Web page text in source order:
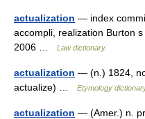
actualization — index
accompli, realization Burton
2006 …
Law dictionary
actualization — (n.) 1824,
actualize) …
Etymology
actualization — (Amer.) n.